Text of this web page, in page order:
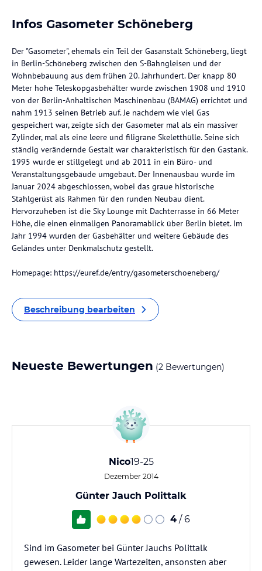
Infos Gasometer Schöneberg
Der "Gasometer", ehemals ein Teil der Gasanstalt Schöneberg, liegt
in Berlin-Schöneberg zwischen den S-Bahngleisen und der
Wohnbebauung aus dem frühen 20. Jahrhundert. Der knapp 80
Meter hohe Teleskopgasbehälter wurde zwischen 1908 und 1910
von der Berlin-Anhaltischen Maschinenbau (BAMAG) errichtet und
nahm 1913 seinen Betrieb auf. Je nachdem wie viel Gas
gespeichert war, zeigte sich der Gasometer mal als ein massiver
Zylinder, mal als eine leere und filigrane Skeletthülle. Seine sich
ständig verändernde Gestalt war charakteristisch für den Gastank.
1995 wurde er stillgelegt und ab 2011 in ein Büro- und
Veranstaltungsgebäude umgebaut. Der Innenausbau wurde im
Januar 2024 abgeschlossen, wobei das graue historische
Stahlgerüst als Rahmen für den runden Neubau dient.
Hervorzuheben ist die Sky Lounge mit Dachterrasse in 66 Meter
Höhe, die einen einmaligen Panoramablick über Berlin bietet. Im
Jahr 1994 wurden der Gasbehälter und weitere Gebäude des
Geländes unter Denkmalschutz gestellt.
Homepage: https://euref.de/entry/gasometerschoeneberg/
Beschreibung bearbeiten
Neueste Bewertungen (2 Bewertungen)
Nico19-25
Dezember 2014
Günter Jauch Polittalk
4 / 6
Sind im Gasometer bei Günter Jauchs Polittalk
gewesen. Leider lange Wartezeiten, ansonsten aber